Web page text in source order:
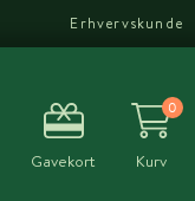
Erhvervskunde
Gavekort
0
Kurv